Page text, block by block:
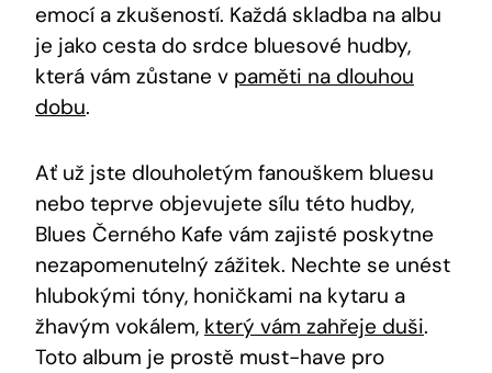
emocí a zkušeností. Každá skladba na albu
je jako cesta do srdce bluesové hudby,
která vám zůstane v paměti na dlouhou
dobu.
Ať už jste dlouholetým fanouškem bluesu
nebo teprve objevujete sílu této hudby,
Blues Černého Kafe vám zajisté poskytne
nezapomenutelný zážitek. Nechte se unést
hlubokými tóny, honičkami na kytaru a
žhavým vokálem, který vám zahřeje duši.
Toto album je prostě must-have pro